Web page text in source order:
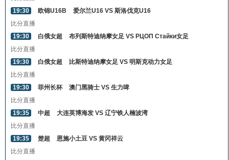
19:30
欧锦U16B
爱尔兰U16 VS 斯洛伐克U16
比分直播
19:30
白俄女超
布列斯特迪纳摩女足 VS РЦОП Стайки女足
比分直播
19:30
白俄女超
比斯特迪纳摩女足 VS 明斯克动力女足
比分直播
19:30
菲州长杯
澳门黑骑士 VS 生力啤
比分直播
19:35
中超
大连英博海发 VS 辽宁铁人楠波湾
比分直播
19:35
楚超
恩施小土豆 VS 黄冈祥云
比分直播